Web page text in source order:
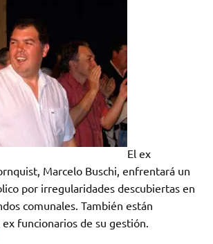
El ex
Marcelo Buschi, enfrentará un
por irregularidades descubiertas en
comunales. También están
funcionarios de su gestión.